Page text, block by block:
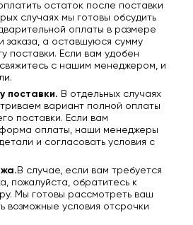
остаток после поставки
случаях мы готовы обсудить
оплаты в размере
заказа, а оставшуюся сумму
поставки. Если вам удобен
с нашим менеджером, и
поставки. В отдельных случаях
вариант полной оплаты
поставки. Если вам
оплаты, наши менеджеры
и согласовать условия с
В случае, если вам требуется
пожалуйста, обратитесь к
Мы готовы рассмотреть ваш
возможные условия отсрочки